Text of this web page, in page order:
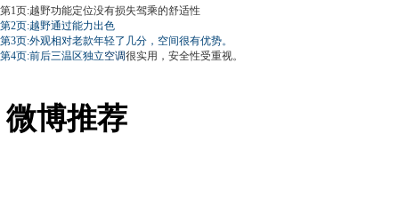
第1页:越野功能定位没有损失驾乘的舒适性
第2页:越野通过能力出色
第3页:外观相对老款年轻了几分，空间很有优势。
第4页:前后三温区独立空调很实用，安全性受重视。
微博推荐